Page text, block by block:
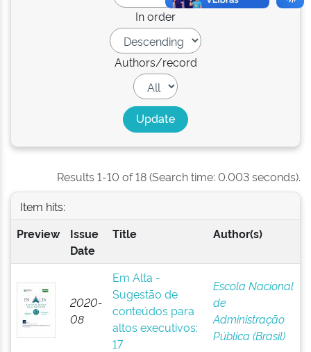
In order
Authors/record
Results 1-10 of 18 (Search time: 0.003 seconds).
Item hits:
Preview
Issue
Date
Title Author(s)
2020-
08
Em Alta -
Sugestão de
conteúdos para
altos executivos:
17
Escola Nacional
de
Administração
Pública (Brasil)